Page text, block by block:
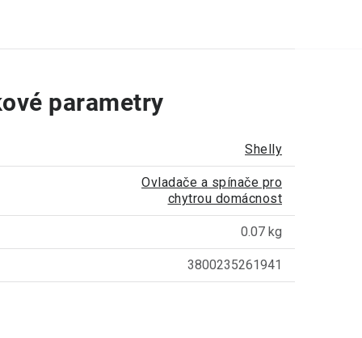
parametry
Shelly
Ovladače a spínače pro
chytrou domácnost
0.07 kg
3800235261941